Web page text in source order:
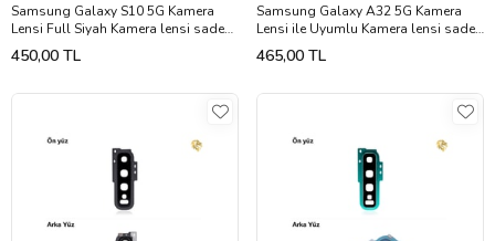
Samsung Galaxy S10 5G Kamera
Lensi Full Siyah Kamera lensi sade
lens kamera camı kamera merceği
450,00 TL
Samsung Galaxy A32 5G Kamera
Lensi ile Uyumlu Kamera lensi sade
lens kamera camı kamera merceği
465,00 TL